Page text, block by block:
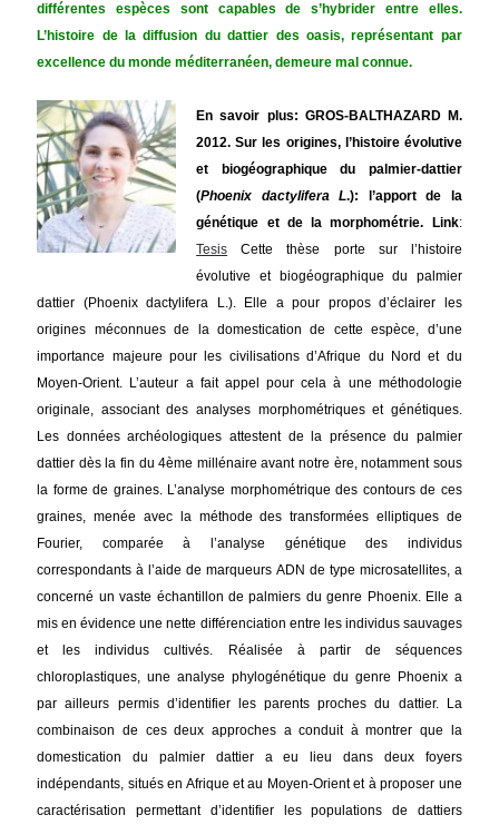
différentes espèces sont capables de s’hybrider entre elles.
L’histoire de la diffusion du dattier des oasis, représentant par
excellence du monde méditerranéen, demeure mal connue.
En savoir plus: GROS-BALTHAZARD M.
2012. Sur les origines, l’histoire évolutive
et biogéographique du palmier-dattier
(Phoenix dactylifera L.): l’apport de la
génétique et de la morphométrie.
Link:
Tesis Cette thèse porte sur l’histoire
évolutive et biogéographique du palmier
dattier (Phoenix dactylifera L.). Elle a pour propos d’éclairer les
origines méconnues de la domestication de cette espèce, d’une
importance majeure pour les civilisations d’Afrique du Nord et du
Moyen-Orient. L’auteur a fait appel pour cela à une méthodologie
originale, associant des analyses morphométriques et génétiques.
Les données archéologiques attestent de la présence du palmier
dattier dès la fin du 4ème millénaire avant notre ère, notamment sous
la forme de graines. L’analyse morphométrique des contours de ces
graines, menée avec la méthode des transformées elliptiques de
Fourier, comparée à l’analyse génétique des individus
correspondants à l’aide de marqueurs ADN de type microsatellites, a
concerné un vaste échantillon de palmiers du genre Phoenix. Elle a
mis en évidence une nette différenciation entre les individus sauvages
et les individus cultivés. Réalisée à partir de séquences
chloroplastiques, une analyse phylogénétique du genre Phoenix a
par ailleurs permis d’identifier les parents proches du dattier. La
combinaison de ces deux approches a conduit à montrer que la
domestication du palmier dattier a eu lieu dans deux foyers
indépendants, situés en Afrique et au Moyen-Orient et à proposer une
caractérisation permettant d’identifier les populations de dattiers